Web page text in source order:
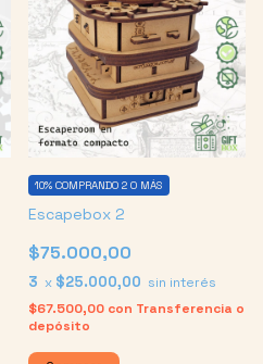
Escapebox 2
$75.000,00
3 x $25.000,00 sin interés
10% COMPRANDO 2 O MÁS
$67.500,00 con Transferencia o
depósito